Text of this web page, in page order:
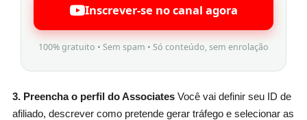
Inscrever-se no canal agora
100% gratuito • Sem spam • Só conteúdo, sem enrolação
3. Preencha o perfil do AssociatesVocê vai definir seu ID de
afiliado, descrever como pretende gerar tráfego e selecionar as